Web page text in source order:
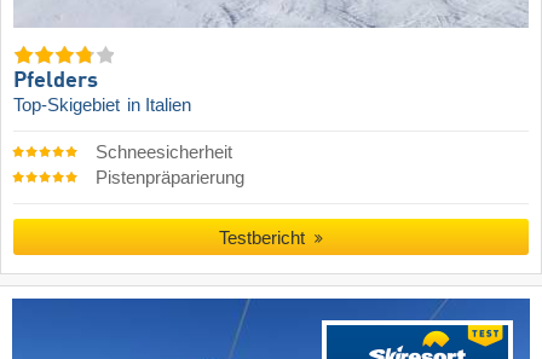
Pfelders
Top-Skigebiet in Italien
Schneesicherheit
Pistenpräparierung
Testbericht